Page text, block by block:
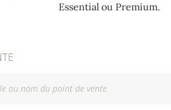
Essential ou Premium.